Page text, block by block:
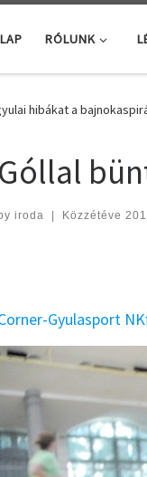
RÓLUNK
hibákat a
Góllal
iroda | Közzétéve
Gyulasport